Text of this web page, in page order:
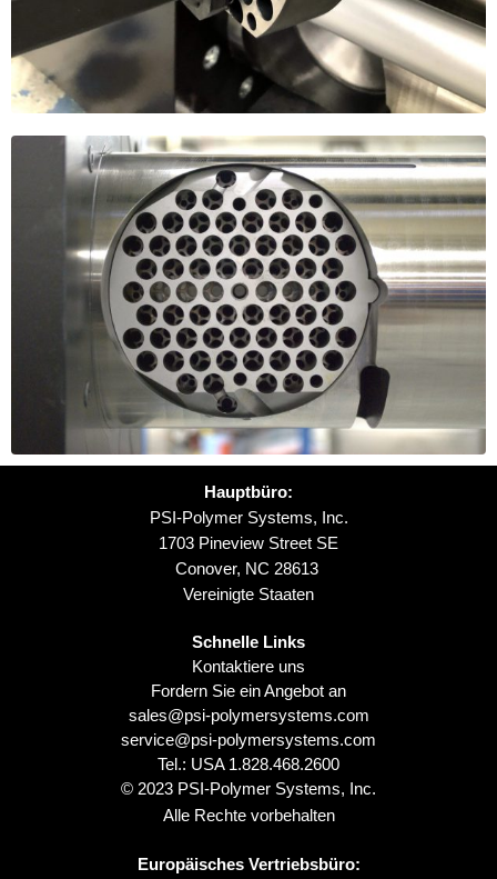
Hauptbüro:
PSI-Polymer Systems, Inc.
1703 Pineview Street SE
Conover, NC 28613
Vereinigte Staaten
Schnelle Links
Kontaktiere uns
Fordern Sie ein Angebot an
sales@psi-polymersystems.com
service@psi-polymersystems.com
Tel.: USA 1.828.468.2600
© 2023 PSI-Polymer Systems, Inc.
Alle Rechte vorbehalten
Europäisches Vertriebsbüro: